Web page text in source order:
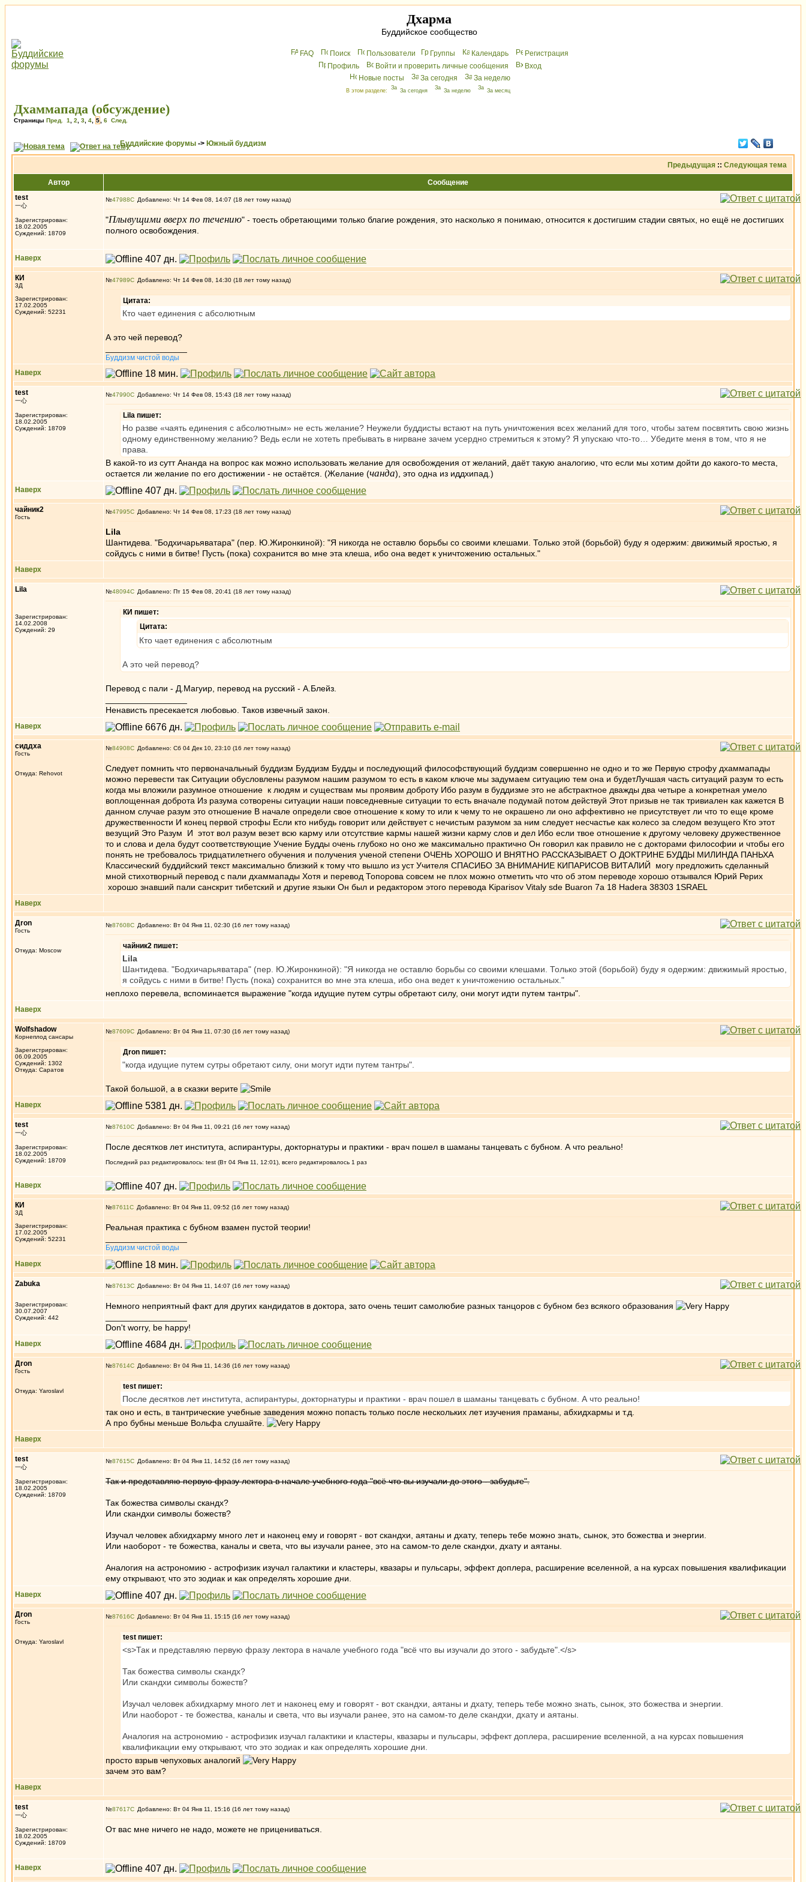
Дхарма
Буддийское сообщество
FAQ Поиск Пользователи Группы Календарь
Peгиcтрaция
Профиль
Войти и проверить личные сообщения
Вхoд
Новые посты
За сегодня За неделю
В этом разделе: За сегодня За неделю За месяц
Дхаммапада (обсуждение)
Страницы Пред. 1 2 3 4 5 6 След.
Буддийские форумы -> Южный буддизм
Предыдущая :: Следующая тема
Автор
Сообщение
test
一心
Зарегистрирован:
18.02.2005
Суждений: 18709
№47988 Добавлено: Чт 14 Фев 08, 14:07 (18 лет тому назад)
"Плывущими вверх по течению" - тоесть обретающими только благие рождения, это насколько я понимаю, относится к достигшим стадии святых, но ещё не достигших
полного освобождения.
Наверх
КИ
3Д
Зарегистрирован:
17.02.2005
Суждений: 52231
№47989 Добавлено: Чт 14 Фев 08, 14:30 (18 лет тому назад)
Цитата:
Кто чает единения с абсолютным
А это чей перевод?
Буддизм чистой воды
Наверх
test
一心
Зарегистрирован:
18.02.2005
Суждений: 18709
№47990 Добавлено: Чт 14 Фев 08, 15:43 (18 лет тому назад)
Lila пишет:
Но разве «чаять единения с абсолютным» не есть желание? Неужели буддисты встают на путь уничтожения всех желаний для того, чтобы затем посвятить свою жизнь
одному единственному желанию? Ведь если не хотеть пребывать в нирване зачем усердно стремиться к этому? Я упускаю что-то… Убедите меня в том, что я не
права.
В какой-то из сутт Ананда на вопрос как можно использовать желание для освобождения от желаний, даёт такую аналогию, что если мы хотим дойти до какого-то места,
остается ли желание по его достижении - не остаётся. (Желание (чанда), это одна из иддхипад.)
Наверх
чайник2
Гость
№47995 Добавлено: Чт 14 Фев 08, 17:23 (18 лет тому назад)
Lila
Шантидева. "Бодхичарьяватара" (пер. Ю.Жиронкиной): "Я никогда не оставлю борьбы со своими клешами. Только этой (борьбой) буду я одержим: движимый яростью, я
сойдусь с ними в битве! Пусть (пока) сохранится во мне эта клеша, ибо она ведет к уничтожению остальных."
Наверх
Lila
Зарегистрирован:
14.02.2008
Суждений: 29
№48094 Добавлено: Пт 15 Фев 08, 20:41 (18 лет тому назад)
КИ пишет:
Цитата:
Кто чает единения с абсолютным
А это чей перевод?
Перевод с пали - Д.Магуир, перевод на русский - А.Блейз.
Ненависть пресекается любовью. Таков извечный закон.
Наверх
сиддха
Гость
Откуда: Rehovot
№84908 Добавлено: Сб 04 Дек 10, 23:10 (16 лет тому назад)
Следует помнить что первоначальный буддизм Буддизм Будды и последующий философствующий буддизм совершенно не одно и то же Первую строфу дхаммапады
можно перевести так Ситуации обусловлены разумом нашим разумом то есть в каком ключе мы задумаем ситуацию тем она и будетЛучшая часть ситуаций разум то есть
когда мы вложили разумное отношение к людям и существам мы проявим доброту Ибо разум в буддизме это не абстрактное дважды два четыре а конкретная умело
воплощенная доброта Из разума сотворены ситуации наши повседневные ситуации то есть вначале подумай потом действуй Этот призыв не так тривиален как кажется В
данном случае разум это отношение В начале определи свое отношение к кому то или к чему то не окрашено ли оно аффективно не присутствует ли что то еще кроме
дружественности И конец первой строфы Если кто нибудь говорит или действует с нечистым разумом за ним следует несчастье как колесо за следом везущего Кто этот
везущий Это Разум И этот вол разум везет всю карму или отсутствие кармы нашей жизни карму слов и дел Ибо если твое отношение к другому человеку дружественное
то и слова и дела будут соответствующие Учение Будды очень глубоко но оно же максимально практично Он говорил как правило не с докторами философии и чтобы его
понять не требовалось тридцатилетнего обучения и получения ученой степени ОЧЕНЬ ХОРОШО И ВНЯТНО РАССКАЗЫВАЕТ О ДОКТРИНЕ БУДДЫ МИЛИНДА ПАНЬХА
Классический буддийский текст максимально близкий к тому что вышло из уст Учителя СПАСИБО ЗА ВНИМАНИЕ КИПАРИСОВ ВИТАЛИЙ могу предложить сделанный
мной стихотворный перевод с пали дхаммапады Хотя и перевод Топорова совсем не плох можно отметить что что об этом переводе хорошо отзывался Юрий Рерих
хорошо знавший пали санскрит тибетский и другие языки Он был и редактором этого перевода Kiparisov Vitaly sde Buaron 7a 18 Hadera 38303 1SRAEL
Наверх
Дron
Гость
Откуда: Moscow
№87608 Добавлено: Вт 04 Янв 11, 02:30 (16 лет тому назад)
чайник2 пишет:
Lila
Шантидева. "Бодхичарьяватара" (пер. Ю.Жиронкиной): "Я никогда не оставлю борьбы со своими клешами. Только этой (борьбой) буду я одержим: движимый яростью,
я сойдусь с ними в битве! Пусть (пока) сохранится во мне эта клеша, ибо она ведет к уничтожению остальных."
неплохо перевела, вспоминается выражение "когда идущие путем сутры обретают силу, они могут идти путем тантры".
Наверх
Wolfshadow
Корнеплод сансары
Зарегистрирован:
06.09.2005
Суждений: 1302
Откуда: Саратов
№87609 Добавлено: Вт 04 Янв 11, 07:30 (16 лет тому назад)
Дron пишет:
"когда идущие путем сутры обретают силу, они могут идти путем тантры".
Такой большой, а в сказки верите
Наверх
test
一心
Зарегистрирован:
18.02.2005
Суждений: 18709
№87610 Добавлено: Вт 04 Янв 11, 09:21 (16 лет тому назад)
После десятков лет института, аспирантуры, докторнатуры и практики - врач пошел в шаманы танцевать с бубном. А что реально!
Последний раз редактировалось: test (Вт 04 Янв 11, 12:01), всего редактировалось 1 раз
Наверх
КИ
3Д
Зарегистрирован:
17.02.2005
Суждений: 52231
№87611 Добавлено: Вт 04 Янв 11, 09:52 (16 лет тому назад)
Реальная практика с бубном взамен пустой теории!
Буддизм чистой воды
Наверх
Zabuka
Зарегистрирован:
30.07.2007
Суждений: 442
№87613 Добавлено: Вт 04 Янв 11, 14:07 (16 лет тому назад)
Немного неприятный факт для других кандидатов в доктора, зато очень тешит самолюбие разных танцоров с бубном без всякого образования
Don't worry, be happy!
Наверх
Дron
Гость
Откуда: Yaroslavl
№87614 Добавлено: Вт 04 Янв 11, 14:36 (16 лет тому назад)
test пишет:
После десятков лет института, аспирантуры, докторнатуры и практики - врач пошел в шаманы танцевать с бубном. А что реально!
так оно и есть, в тантрические учебные заведения можно попасть только после нескольких лет изучения праманы, абхидхармы и т.д.
А про бубны меньше Вольфа слушайте.
Наверх
test
一心
Зарегистрирован:
18.02.2005
Суждений: 18709
№87615 Добавлено: Вт 04 Янв 11, 14:52 (16 лет тому назад)
Так и представляю первую фразу лектора в начале учебного года "всё что вы изучали до этого - забудьте".
Так божества символы скандх?
Или скандхи символы божеств?
Изучал человек абхидхарму много лет и наконец ему и говорят - вот скандхи, аятаны и дхату, теперь тебе можно знать, сынок, это божества и энергии.
Или наоборот - те божества, каналы и света, что вы изучали ранее, это на самом-то деле скандхи, дхату и аятаны.
Аналогия на астрономию - астрофизик изучал галактики и кластеры, квазары и пульсары, эффект доплера, расширение вселенной, а на курсах повышения квалификации
ему открывают, что это зодиак и как определять хорошие дни.
Наверх
Дron
Гость
Откуда: Yaroslavl
№87616 Добавлено: Вт 04 Янв 11, 15:15 (16 лет тому назад)
test пишет:
<s>Так и представляю первую фразу лектора в начале учебного года "всё что вы изучали до этого - забудьте".</s>
Так божества символы скандх?
Или скандхи символы божеств?
Изучал человек абхидхарму много лет и наконец ему и говорят - вот скандхи, аятаны и дхату, теперь тебе можно знать, сынок, это божества и энергии.
Или наоборот - те божества, каналы и света, что вы изучали ранее, это на самом-то деле скандхи, дхату и аятаны.
Аналогия на астрономию - астрофизик изучал галактики и кластеры, квазары и пульсары, эффект доплера, расширение вселенной, а на курсах повышения
квалификации ему открывают, что это зодиак и как определять хорошие дни.
просто взрыв чепуховых аналогий
зачем это вам?
Наверх
test
一心
Зарегистрирован:
18.02.2005
Суждений: 18709
№87617 Добавлено: Вт 04 Янв 11, 15:16 (16 лет тому назад)
От вас мне ничего не надо, можете не прицениваться.
Наверх